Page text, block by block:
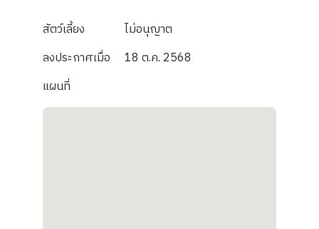
สัตว์เลี้ยง
ไม่อนุญาต
ลงประกาศเมื่อ
18 ต.ค. 2568
แผนที่